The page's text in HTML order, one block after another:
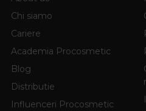
Chi siamo
Cariere
Academia Procosmetic
Blog
Distributie
Influenceri Procosmetic